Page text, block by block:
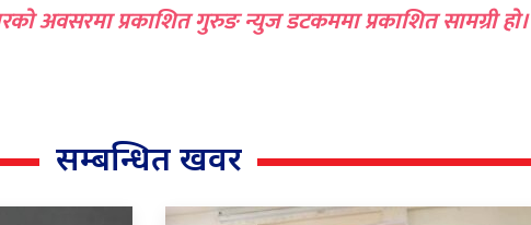
अवसरमा प्रकाशित गुरुङ न्युज डटकममा प्रकाशित सामग्री हो।
सम्बन्धित खवर